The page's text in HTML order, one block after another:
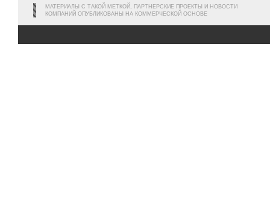
МАТЕРИАЛЫ С ТАКОЙ МЕТКОЙ, ПАРТНЕРСКИЕ ПРОЕКТЫ И НОВОСТИ
КОМПАНИЙ ОПУБЛИКОВАНЫ НА КОММЕРЧЕСКОЙ ОСНОВЕ